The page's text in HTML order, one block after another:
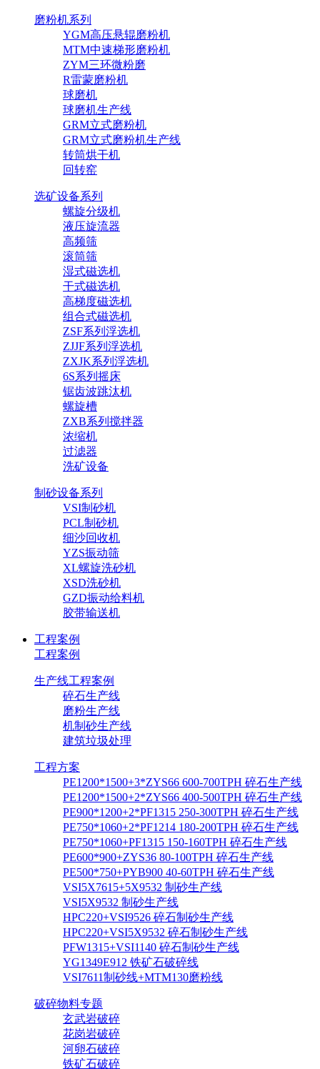
磨粉机系列
YGM高压悬辊磨粉机
MTM中速梯形磨粉机
ZYM三环微粉磨
R雷蒙磨粉机
球磨机
球磨机生产线
GRM立式磨粉机
GRM立式磨粉机生产线
转筒烘干机
回转窑
选矿设备系列
螺旋分级机
液压旋流器
高频筛
滚筒筛
湿式磁选机
干式磁选机
高梯度磁选机
组合式磁选机
ZSF系列浮选机
ZJJF系列浮选机
ZXJK系列浮选机
6S系列摇床
锯齿波跳汰机
螺旋槽
ZXB系列搅拌器
浓缩机
过滤器
洗矿设备
制砂设备系列
VSI制砂机
PCL制砂机
细沙回收机
YZS振动筛
XL螺旋洗砂机
XSD洗砂机
GZD振动给料机
胶带输送机
工程案例
工程案例
生产线工程案例
碎石生产线
磨粉生产线
机制砂生产线
建筑垃圾处理
工程方案
PE1200*1500+3*ZYS66 600-700TPH 碎石生产线
PE1200*1500+2*ZYS66 400-500TPH 碎石生产线
PE900*1200+2*PF1315 250-300TPH 碎石生产线
PE750*1060+2*PF1214 180-200TPH 碎石生产线
PE750*1060+PF1315 150-160TPH 碎石生产线
PE600*900+ZYS36 80-100TPH 碎石生产线
PE500*750+PYB900 40-60TPH 碎石生产线
VSI5X7615+5X9532 制砂生产线
VSI5X9532 制砂生产线
HPC220+VSI9526 碎石制砂生产线
HPC220+VSI5X9532 碎石制砂生产线
PFW1315+VSI1140 碎石制砂生产线
YG1349E912 铁矿石破碎线
VSI7611制砂线+MTM130磨粉线
破碎物料专题
玄武岩破碎
花岗岩破碎
河卵石破碎
铁矿石破碎